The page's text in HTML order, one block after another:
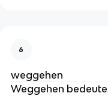
6
weggehen
Weggehen